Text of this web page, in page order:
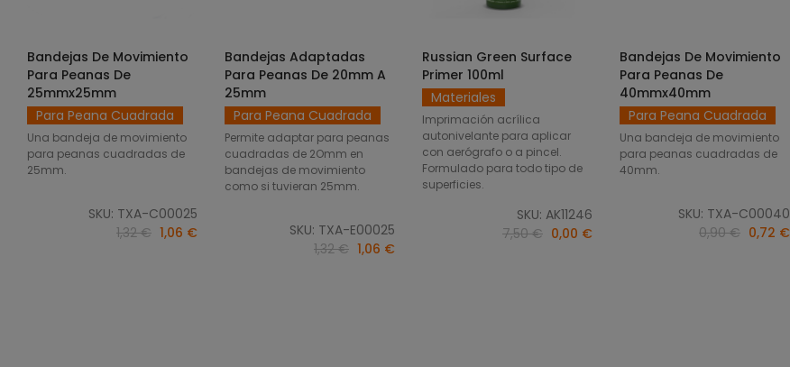
SELECCIONAR OPCIONES
Bandejas De Movimiento
Para Peanas De
25mmx25mm
Para Peana Cuadrada
Una bandeja de movimiento
para peanas cuadradas de
25mm.
SKU: TXA-C00025
1,32 € 1,06 €
SELECCIONAR OPCIONES
Bandejas Adaptadas
Para Peanas De 20mm A
25mm
Para Peana Cuadrada
Permite adaptar para peanas
cuadradas de 2Omm en
bandejas de movimiento
como si tuvieran 25mm.
SKU: TXA-E00025
1,32 € 1,06 €
AÑADIR AL CARRITO
Russian Green Surface
Primer 100ml
Materiales
Imprimación acrílica
autonivelante para aplicar
con aerógrafo o a pincel.
Formulado para todo tipo de
superficies.
SKU: AK11246
7,50 € 0,00 €
SELECCIONAR OPCIONES
Bandejas De Movimiento
Para Peanas De
40mmx40mm
Para Peana Cuadrada
Una bandeja de movimiento
para peanas cuadradas de
40mm.
SKU: TXA-C00040
0,90 € 0,72 €